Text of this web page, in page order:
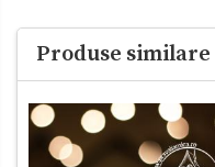
Produse similare